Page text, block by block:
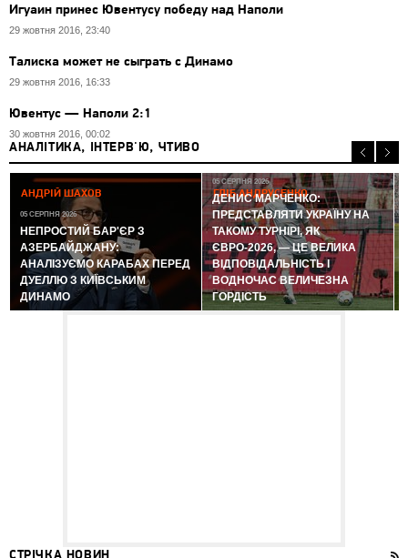
Игуаин принес Ювентусу победу над Наполи
29 жовтня 2016, 23:40
Талиска может не сыграть с Динамо
29 жовтня 2016, 16:33
Ювентус — Наполи 2:1
30 жовтня 2016, 00:02
АНАЛІТИКА, ІНТЕРВ'Ю, ЧТИВО
АНДРІЙ ШАХОВ
05 СЕРПНЯ 2026
НЕПРОСТИЙ БАР'ЄР З
АЗЕРБАЙДЖАНУ:
АНАЛІЗУЄМО КАРАБАХ ПЕРЕД
ДУЕЛЛЮ З КИЇВСЬКИМ
ДИНАМО
ГЛІБ АНДРУСЕНКО
05 СЕРПНЯ 2026
ДЕНИС МАРЧЕНКО:
ПРЕДСТАВЛЯТИ УКРАЇНУ НА
ТАКОМУ ТУРНІРІ, ЯК
ЄВРО-2026, — ЦЕ ВЕЛИКА
ВІДПОВІДАЛЬНІСТЬ І
ВОДНОЧАС ВЕЛИЧЕЗНА
ГОРДІСТЬ